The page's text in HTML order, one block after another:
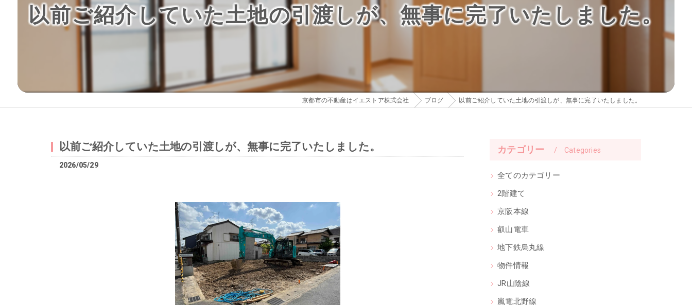
以前ご紹介していた土地の引渡しが、無事に完了いたしました。
京都市の不動産はイエストア株式会社 ブログ 以前ご紹介していた土地の引渡しが、無事に完了いたしました。
以前ご紹介していた土地の引渡しが、無事に完了いたしました。
2026/05/29
カテゴリー Categories
全てのカテゴリー
2階建て
京阪本線
叡山電車
地下鉄烏丸線
物件情報
JR山陰線
嵐電北野線